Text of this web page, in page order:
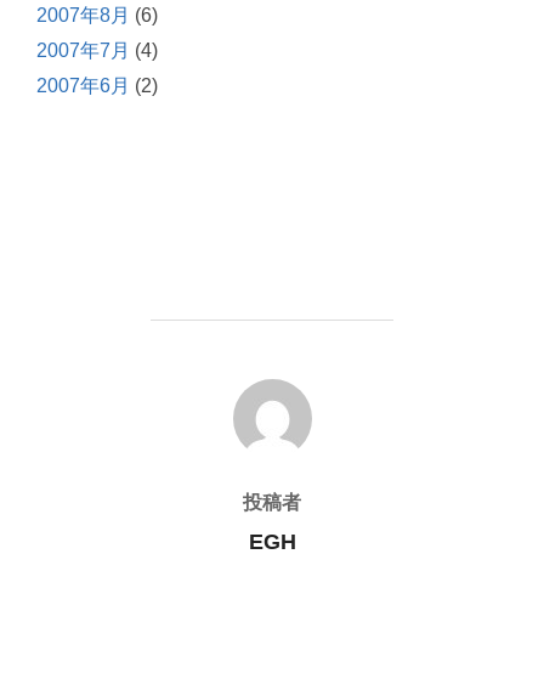
2007年8月 (6)
2007年7月 (4)
2007年6月 (2)
投稿者
投稿者
EGH